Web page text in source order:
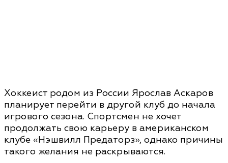
Хоккеист родом из России Ярослав Аскаров
планирует перейти в другой клуб до начала
игрового сезона. Спортсмен не хочет
продолжать свою карьеру в американском
клубе «Нэшвилл Предаторз», однако причины
такого желания не раскрываются.